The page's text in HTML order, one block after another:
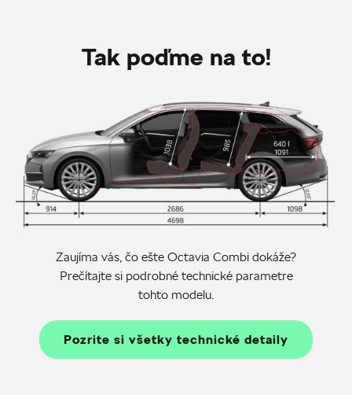
Tak poďme na to!
Zaujíma vás, čo ešte Octavia Combi dokáže?
Prečítajte si podrobné technické parametre
tohto modelu.
Pozrite si všetky technické detaily